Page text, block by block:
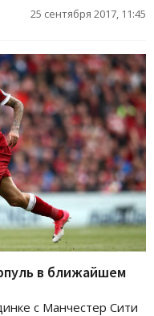
25 сентября 2017, 11:45
в ближайшем
с Манчестер Сити